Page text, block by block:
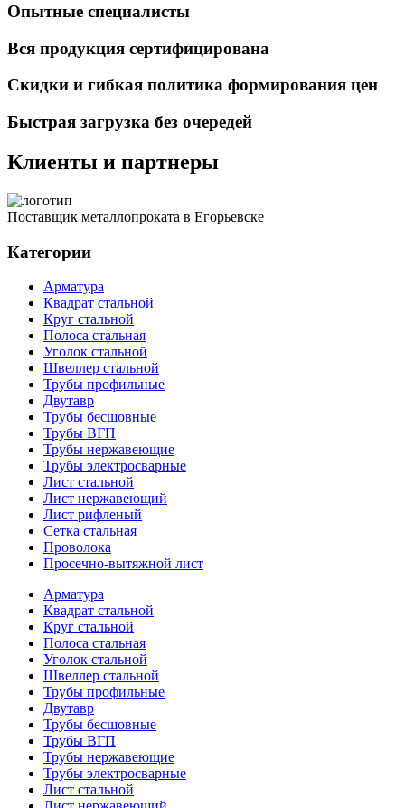
Опытные специалисты
Вся продукция сертифицирована
Скидки и гибкая политика формирования цен
Быстрая загрузка без очередей
Клиенты и партнеры
Поставщик металлопроката в Егорьевске
Категории
Арматура
Квадрат стальной
Круг стальной
Полоса стальная
Уголок стальной
Швеллер стальной
Трубы профильные
Двутавр
Трубы бесшовные
Трубы ВГП
Трубы нержавеющие
Трубы электросварные
Лист стальной
Лист нержавеющий
Лист рифленый
Сетка стальная
Проволока
Просечно-вытяжной лист
Арматура
Квадрат стальной
Круг стальной
Полоса стальная
Уголок стальной
Швеллер стальной
Трубы профильные
Двутавр
Трубы бесшовные
Трубы ВГП
Трубы нержавеющие
Трубы электросварные
Лист стальной